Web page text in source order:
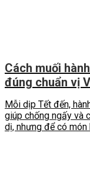
Cách muối
đúng chuẩn vị
Mỗi dịp Tết đến,
giúp chống ngấy và
dị, nhưng để có món